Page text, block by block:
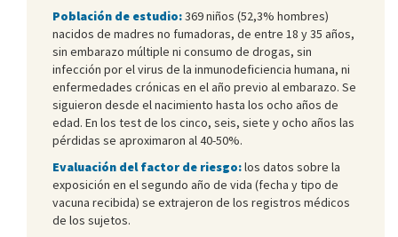
Población de estudio:369 niños (52,3% hombres)
nacidos de madres no fumadoras, de entre 18 y 35 años,
sin embarazo múltiple ni consumo de drogas, sin
infección por el virus de la inmunodeficiencia humana, ni
enfermedades crónicas en el año previo al embarazo. Se
siguieron desde el nacimiento hasta los ocho años de
edad. En los test de los cinco, seis, siete y ocho años las
pérdidas se aproximaron al 40-50%.
Evaluación del factor de riesgo:los datos sobre la
exposición en el segundo año de vida (fecha y tipo de
vacuna recibida) se extrajeron de los registros médicos
de los sujetos.